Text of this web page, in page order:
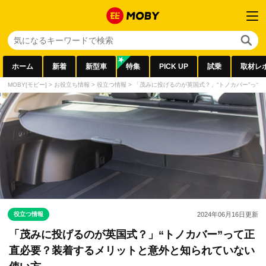
ホーム 新着 新型車 特集 PICK UP 試乗 取材レ
MOBY[モビー] > お役立ち情報 > 役立つ情報 > 「茂みに投げるのが英国式？」“トノカバー”っ
役立つ情報 2024年06月16日更新
「茂みに投げるのが英国式？」“トノカバー”って正
直必要？装着するメリットと意外と知られていない